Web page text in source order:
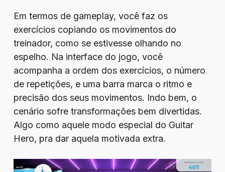
Em termos de gameplay, você faz os
exercícios copiando os movimentos do
treinador, como se estivesse olhando no
espelho. Na interface do jogo, você
acompanha a ordem dos exercícios, o número
de repetições, e uma barra marca o ritmo e
precisão dos seus movimentos. Indo bem, o
cenário sofre transformações bem divertidas.
Algo como aquele modo especial do Guitar
Hero, pra dar aquela motivada extra.